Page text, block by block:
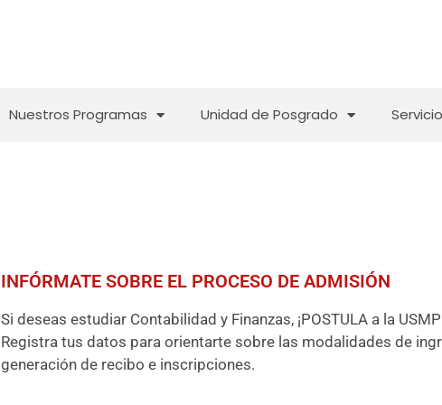
Nuestros Programas Unidad de Posgrado
INFÓRMATE SOBRE EL PROCESO DE ADMISIÓN
Si deseas estudiar Contabilidad y Finanzas, ¡POSTULA a la
Registra tus datos para orientarte sobre las modalidades de
generación de recibo e inscripciones.